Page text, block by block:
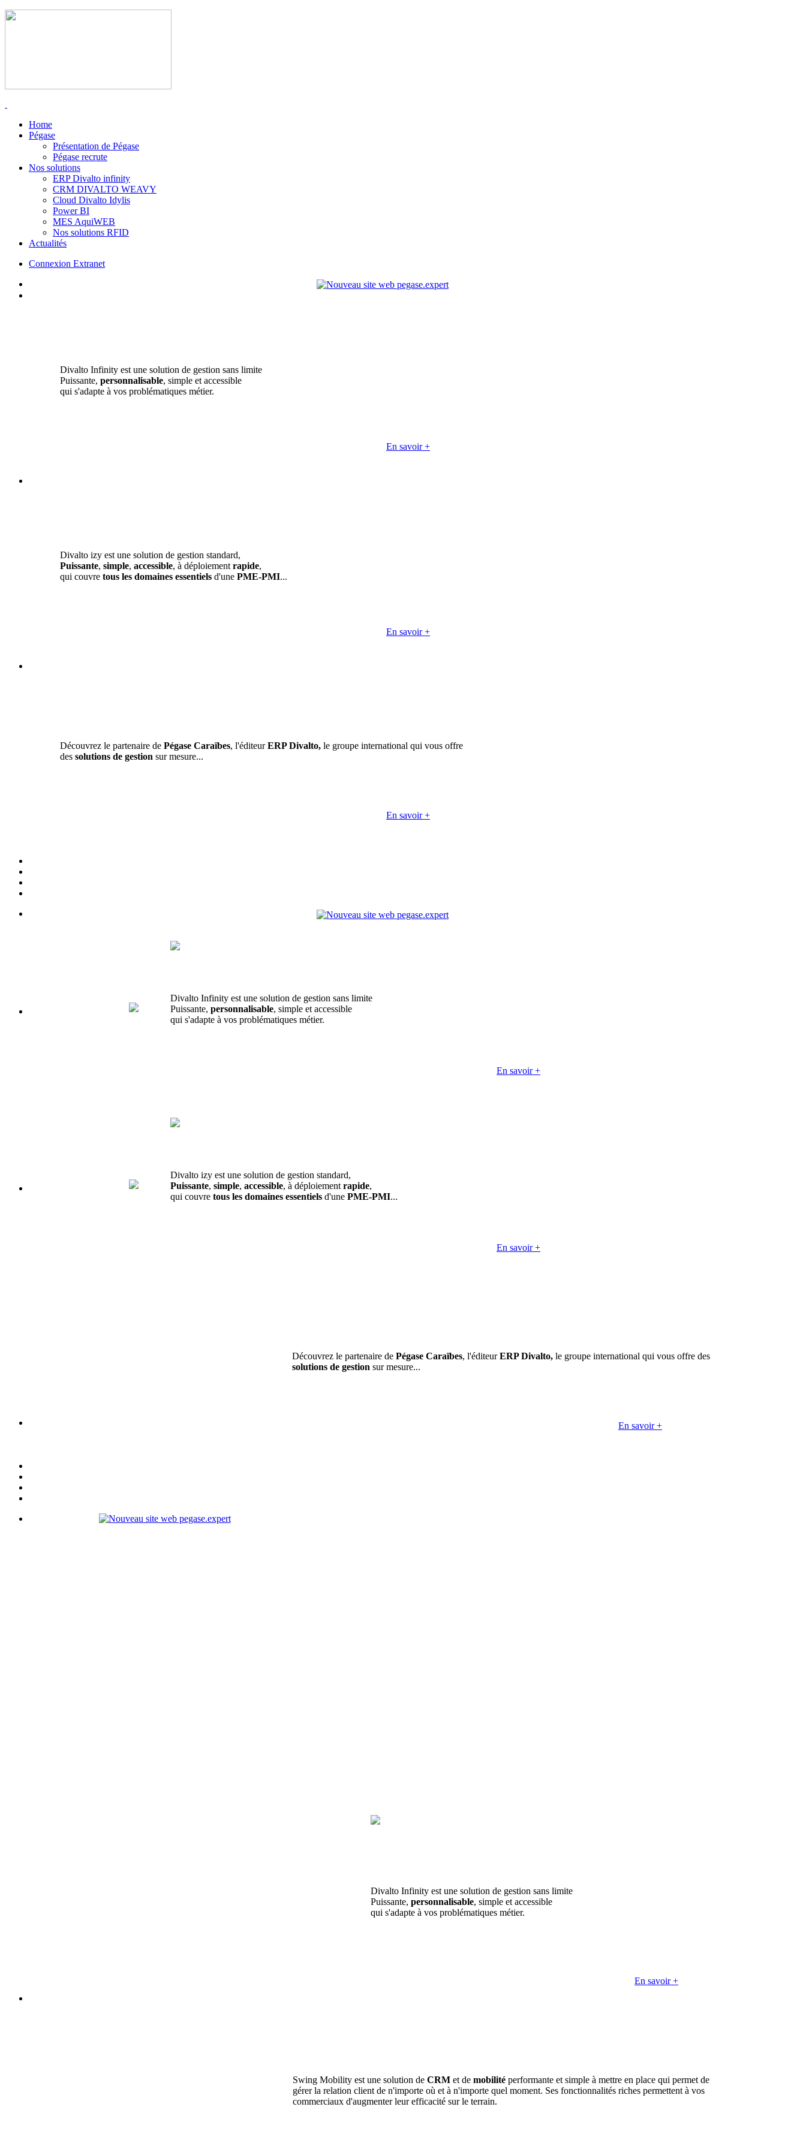
Home
Pégase
Présentation de Pégase
Pégase recrute
Nos solutions
ERP Divalto infinity
CRM DIVALTO WEAVY
Cloud Divalto Idylis
Power BI
MES AquiWEB
Nos solutions RFID
Actualités
Connexion Extranet
Divalto Infinity est une solution de gestion sans limite
Puissante, personnalisable, simple et accessible
qui s'adapte à vos problématiques métier.
En savoir +
Divalto izy est une solution de gestion standard,
Puissante, simple, accessible, à déploiement rapide,
qui couvre tous les domaines essentiels d'une PME-PMI...
En savoir +
Découvrez le partenaire de Pégase Caraïbes, l'éditeurERP Divalto, le groupe international qui vous offre
des solutions de gestion sur mesure...
En savoir +
Divalto Infinity est une solution de gestion sans limite
Puissante, personnalisable, simple et accessible
qui s'adapte à vos problématiques métier.
En savoir +
Divalto izy est une solution de gestion standard,
Puissante, simple, accessible, à déploiement rapide,
qui couvre tous les domaines essentiels d'une PME-PMI...
En savoir +
Découvrez le partenaire de Pégase Caraïbes, l'éditeurERP Divalto, le groupe international qui vous offre des
solutions de gestion sur mesure...
En savoir +
Divalto Infinity est une solution de gestion sans limite
Puissante, personnalisable, simple et accessible
qui s'adapte à vos problématiques métier.
En savoir +
Swing Mobility est une solution de CRM et de mobilité performante et simple à mettre en place qui permet de
gérer la relation client de n'importe où et à n'importe quel moment. Ses fonctionnalités riches permettent à vos
commerciaux d'augmenter leur efficacité sur le terrain.